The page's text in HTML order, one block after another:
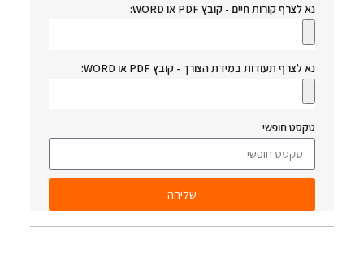
נא לצרף קורות חיים - קובץ PDF או WORD:
נא לצרף תעודות במידת הצורך - קובץ PDF או WORD:
טקסט חופשי
שליחה